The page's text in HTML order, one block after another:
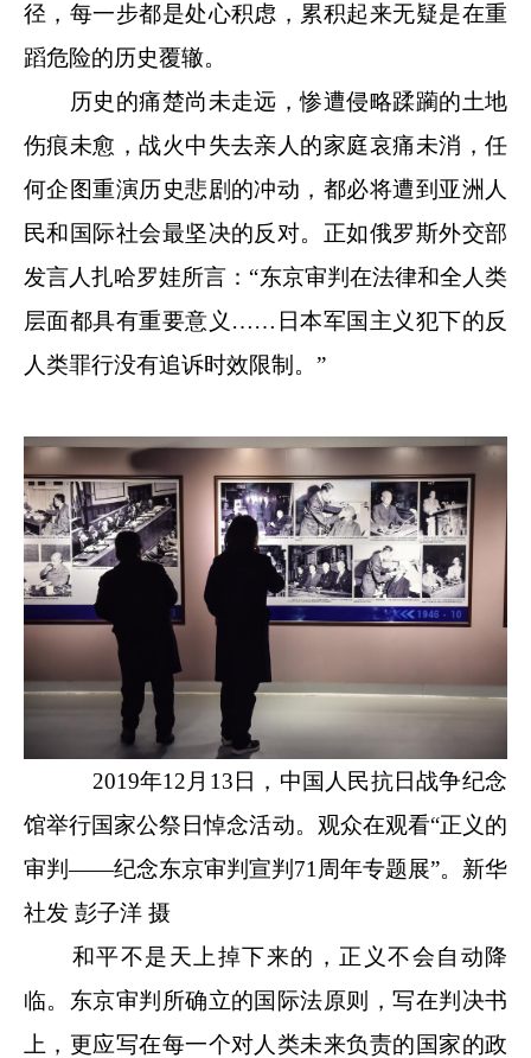
径，每一步都是处心积虑，累积起来无疑是在重
蹈危险的历史覆辙。
历史的痛楚尚未走远，惨遭侵略蹂躏的土地
伤痕未愈，战火中失去亲人的家庭哀痛未消，任
何企图重演历史悲剧的冲动，都必将遭到亚洲人
民和国际社会最坚决的反对。正如俄罗斯外交部
发言人扎哈罗娃所言：“东京审判在法律和全人类
层面都具有重要意义……日本军国主义犯下的反
人类罪行没有追诉时效限制。”
2019年12月13日，中国人民抗日战争纪念
馆举行国家公祭日悼念活动。观众在观看“正义的
审判——纪念东京审判宣判71周年专题展”。新华
社发 彭子洋 摄
和平不是天上掉下来的，正义不会自动降
临。东京审判所确立的国际法原则，写在判决书
上，更应写在每一个对人类未来负责的国家的政